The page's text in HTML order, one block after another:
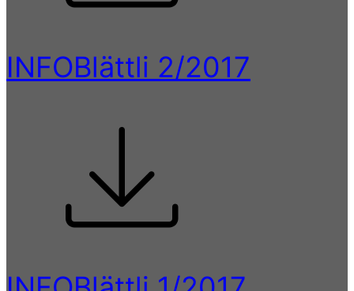
INFOBlättli 2/2017